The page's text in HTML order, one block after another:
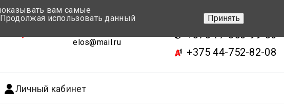
elos@mail.ru
+375 17-343-46-70
+375 17-350-99-56
+375 44-752-82-08
Личный кабинет
вам самые
использовать данный
Принять